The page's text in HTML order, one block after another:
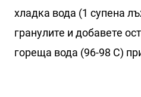
хладка вода (1 супена
гранулите и добавете
гореща вода (96-98 C)